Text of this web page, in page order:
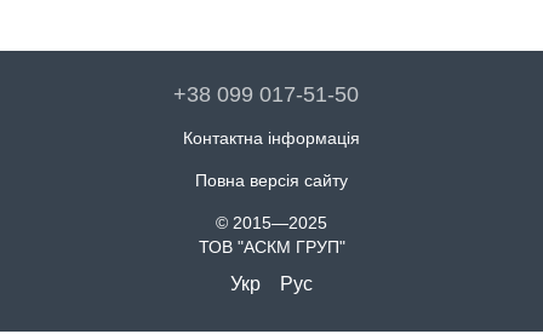
+38 099 017-51-50
Контактна інформація
Повна версія сайту
© 2015—2025
ТОВ "АСКМ ГРУП"
Укр Рус